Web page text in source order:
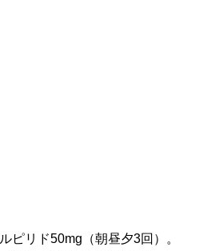
ピリド50mg（朝昼夕3回）。